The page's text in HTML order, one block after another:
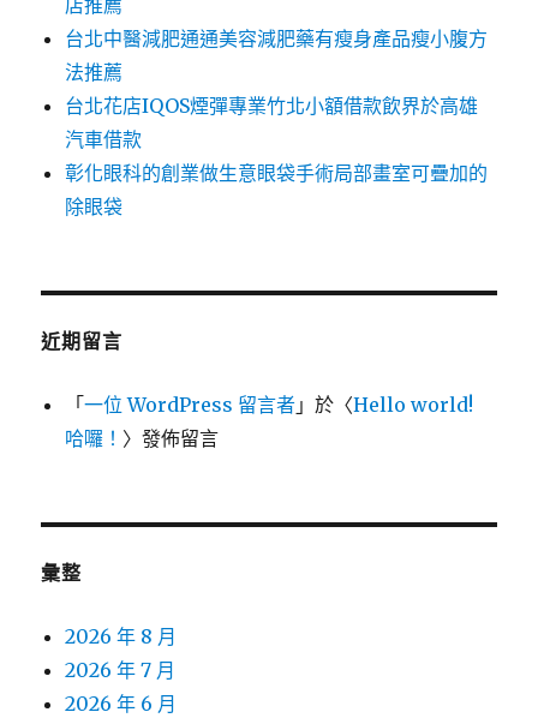
店推薦
台北中醫減肥通通美容減肥藥有瘦身產品瘦小腹方
法推薦
台北花店IQOS煙彈專業竹北小額借款飲界於高雄
汽車借款
彰化眼科的創業做生意眼袋手術局部畫室可疊加的
除眼袋
近期留言
「一位 WordPress 留言者 」於〈Hello world!
哈囉！ 〉發佈留言
彙整
2026 年 8 月
2026 年 7 月
2026 年 6 月